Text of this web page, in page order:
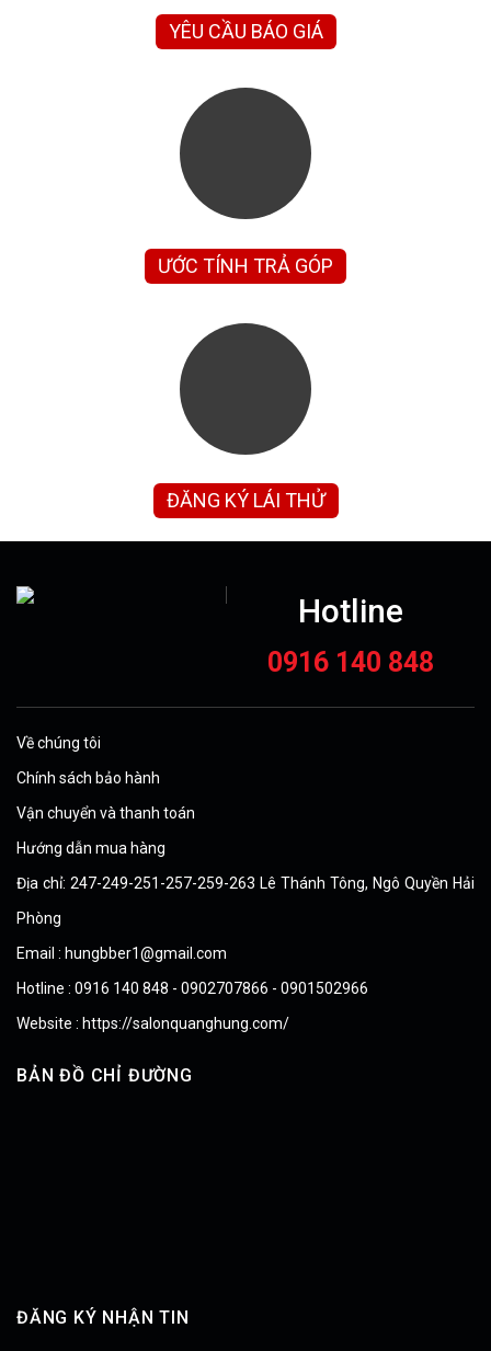
YÊU CẦU BÁO GIÁ
ƯỚC TÍNH TRẢ GÓP
ĐĂNG KÝ LÁI THỬ
Hotline
0916 140 848
Về chúng tôi
Chính sách bảo hành
Vận chuyển và thanh toán
Hướng dẫn mua hàng
Địa chỉ: 247-249-251-257-259-263 Lê Thánh Tông, Ngô Quyền Hải
Phòng
Email : hungbber1@gmail.com
Hotline : 0916 140 848 - 0902707866 - 0901502966
Website : https://salonquanghung.com/
BẢN ĐỒ CHỈ ĐƯỜNG
ĐĂNG KÝ NHẬN TIN